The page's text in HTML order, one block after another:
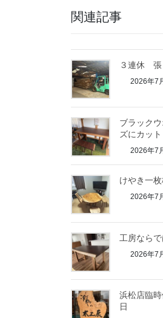
関連記事
３連休 張
2026年7
ブラック
ズにカッ
2026年7
けやき一
2026年7
工房なら
2026年7
浜松店臨
日